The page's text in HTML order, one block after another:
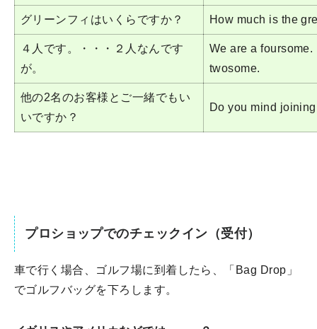
グリーンフィはいくらですか？ How much is the
４人です。・・・２人なんです
が。
We are a
twosome.
他の2名のお客様とご一緒でもい
いですか？
Do you mind
プロショップでのチェックイン（受付）
車で行く場合、ゴルフ場に到着したら、「Bag Drop」
でゴルフバッグを下ろします。